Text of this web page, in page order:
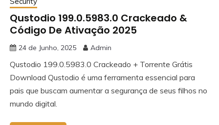
Qustodio 199.0.5983.0 Crackeado &
Código De Ativação 2025
24 de Junho, 2025 Admin
Qustodio 199.0.5983.0 Crackeado + Torrente Grátis
Download Qustodio é uma ferramenta essencial para
pais que buscam aumentar a segurança de seus filhos no
mundo digital.